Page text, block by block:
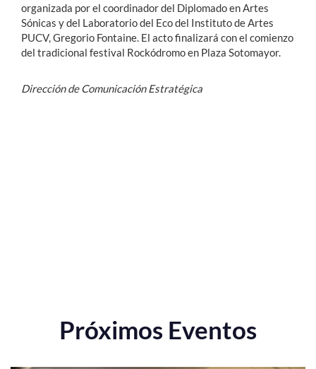
organizada por el coordinador del Diplomado en Artes
Sónicas y del Laboratorio del Eco del Instituto de Artes
PUCV, Gregorio Fontaine. El acto finalizará con el comienzo
del tradicional festival Rockódromo en Plaza Sotomayor.
Dirección de Comunicación Estratégica
Próximos Eventos